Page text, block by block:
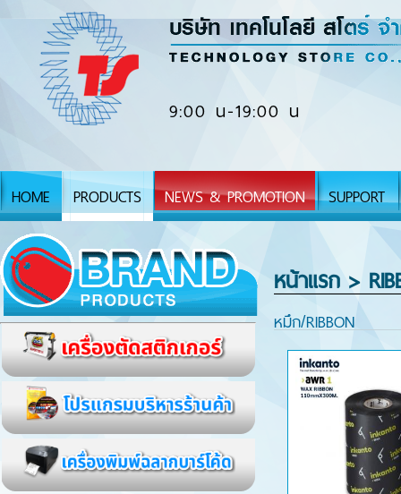
9:00 น-19:00 น
HOME PRODUCTS NEWS & PROMOTION SUPPORT
หน้าแรก >
หมึก/RIBBON